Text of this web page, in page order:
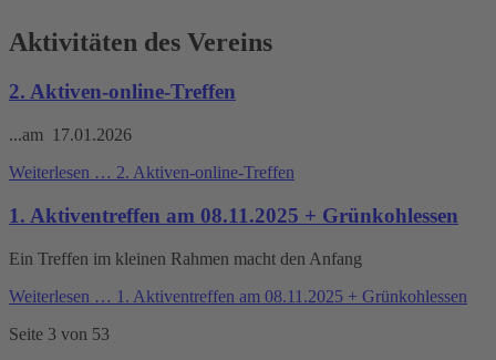
Aktivitäten des Vereins
2. Aktiven-online-Treffen
...am 17.01.2026
Weiterlesen … 2. Aktiven-online-Treffen
1. Aktiventreffen am 08.11.2025 + Grünkohlessen
Ein Treffen im kleinen Rahmen macht den Anfang
Weiterlesen … 1. Aktiventreffen am 08.11.2025 + Grünkohlessen
Seite 3 von 53